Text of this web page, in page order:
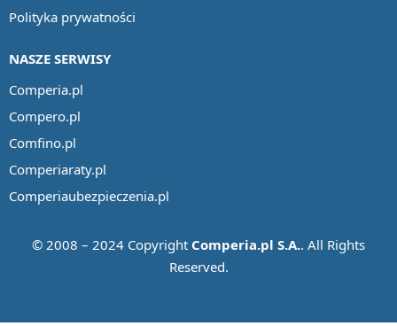
Polityka prywatności
NASZE SERWISY
Comperia.pl
Compero.pl
Comfino.pl
Comperiaraty.pl
Comperiaubezpieczenia.pl
© 2008 – 2024 Copyright Comperia.pl S.A.. All Rights
Reserved.